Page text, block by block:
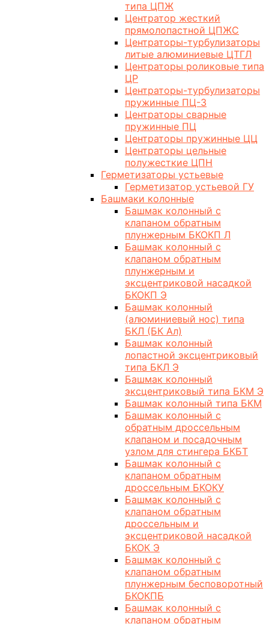
типа ЦПЖ
Центратор жесткий
прямолопастной ЦПЖС
Центраторы-турбулизаторы
литые алюминиевые ЦТГЛ
Центраторы роликовые типа
ЦР
Центраторы-турбулизаторы
пружинные ПЦ-3
Центраторы сварные
пружинные ПЦ
Центраторы пружинные ЦЦ
Центраторы цельные
полужесткие ЦПН
Герметизаторы устьевые
Герметизатор устьевой ГУ
Башмаки колонные
Башмак колонный с
клапаном обратным
плунжерным БКОКП Л
Башмак колонный с
клапаном обратным
плунжерным и
эксцентриковой насадкой
БКОКП Э
Башмак колонный
(алюминиевый нос) типа
БКЛ (БК Ал)
Башмак колонный
лопастной эксцентриковый
типа БКЛ Э
Башмак колонный
эксцентриковый типа БКМ Э
Башмак колонный типа БКМ
Башмак колонный с
обратным дроссельным
клапаном и посадочным
узлом для стингера БКБТ
Башмак колонный с
клапаном обратным
дроссельным БКОКУ
Башмак колонный с
клапаном обратным
дроссельным и
эксцентриковой насадкой
БКОК Э
Башмак колонный с
клапаном обратным
плунжерным бесповоротный
БКОКПБ
Башмак колонный с
клапаном обратным